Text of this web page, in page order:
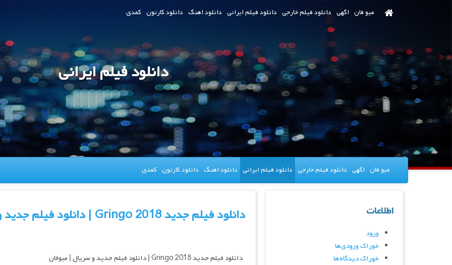
میو فان اگهی دانلود فیلم خارجی دانلود فیلم ایرانی دانلود اهنگ دانلود کارتون کمدی
دانلود فیلم ایرانی
میو فان اگهی دانلود فیلم خارجی دانلود فیلم ایرانی دانلود اهنگ دانلود کارتون کمدی
دانلود فیلم جدید Gringo 2018 | دانلود فیلم جدید و سریال | میوفان
دانلود فیلم جدید Gringo 2018 | دانلود فیلم جدید و سریال | میوفان
اطلاعات
ورود
خوراک ورودی‌ها
خوراک دیدگاه‌ها